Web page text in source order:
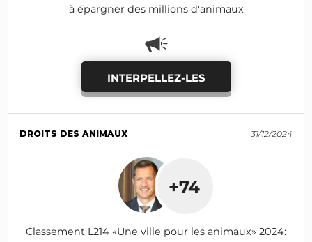
à épargner des millions d'animaux
INTERPELLEZ-LES
DROITS DES ANIMAUX 31/12/2024
+74
Classement L214 «Une ville pour les animaux» 2024: